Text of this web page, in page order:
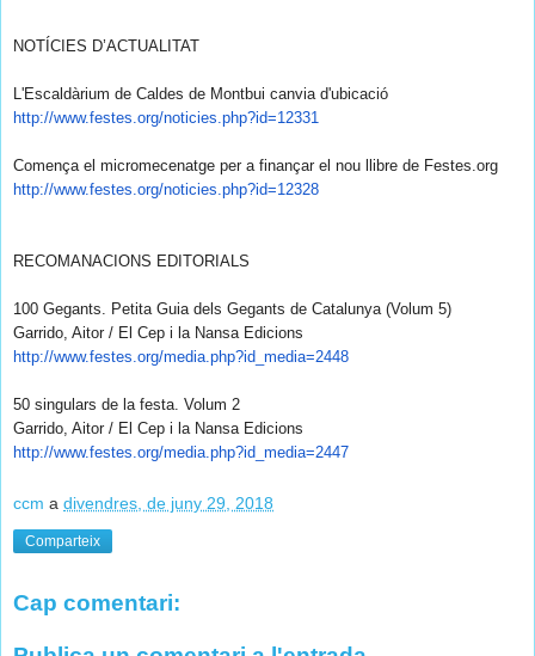
NOTÍCIES D’ACTUALITAT
L'Escaldàrium de Caldes de Montbui canvia d'ubicació
http://www.festes.org/noticies.php?id=12331
Comença el micromecenatge per a finançar el nou llibre de Festes.org
http://www.festes.org/noticies.php?id=12328
RECOMANACIONS EDITORIALS
100 Gegants. Petita Guia dels Gegants de Catalunya (Volum 5)
Garrido, Aitor / El Cep i la Nansa Edicions
http://www.festes.org/media.php?id_media=2448
50 singulars de la festa. Volum 2
Garrido, Aitor / El Cep i la Nansa Edicions
http://www.festes.org/media.php?id_media=2447
ccm a divendres, de juny 29, 2018
Comparteix
Cap comentari: